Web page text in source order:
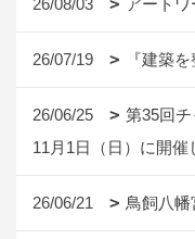
26/08/03 アートワ
26/07/19 『建築を
26/06/25
第35回
11月1日（日）に開催
26/06/21 鳥飼八幡